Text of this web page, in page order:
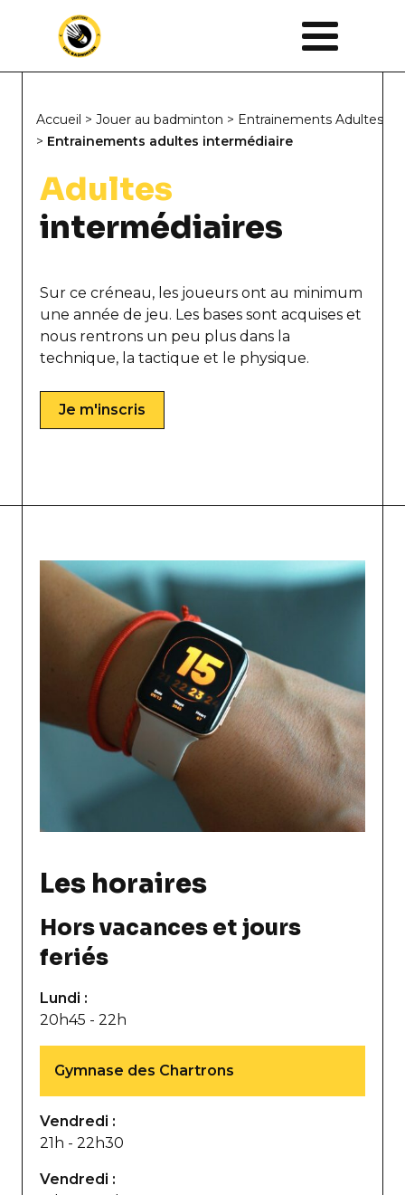
Accueil > Jouer au badminton > Entrainements Adultes
> Entrainements adultes intermédiaire
Adultes
intermédiaires
Sur ce créneau, les joueurs ont au minimum
une année de jeu. Les bases sont acquises et
nous rentrons un peu plus dans la
technique, la tactique et le physique.
Je m'inscris
Les horaires
Hors vacances et jours
feriés
Lundi :
20h45 - 22h
Gymnase des Chartrons
Vendredi :
21h - 22h30
Vendredi :